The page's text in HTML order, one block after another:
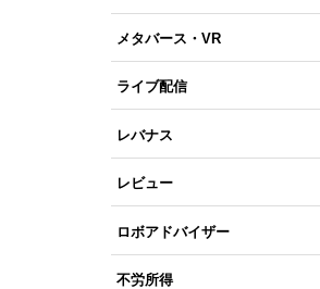
メタバース・VR
ライブ配信
レバナス
レビュー
ロボアドバイザー
不労所得